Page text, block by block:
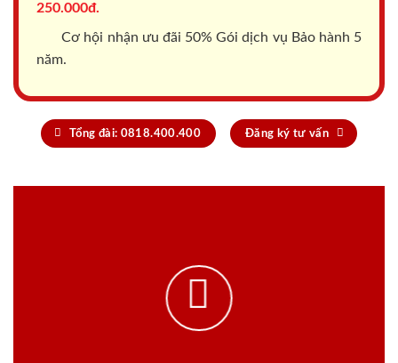
250.000đ.
Cơ hội nhận ưu đãi 50% Gói dịch vụ Bảo hành 5
năm.
Tổng đài: 0818.400.400 Đăng ký tư vấn